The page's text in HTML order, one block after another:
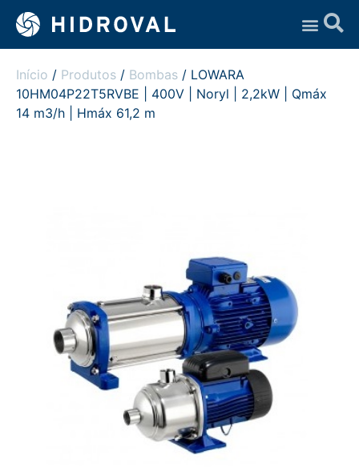
Início / Produtos / Bombas / LOWARA
10HM04P22T5RVBE | 400V | Noryl | 2,2kW | Qmáx
14 m3/h | Hmáx 61,2 m